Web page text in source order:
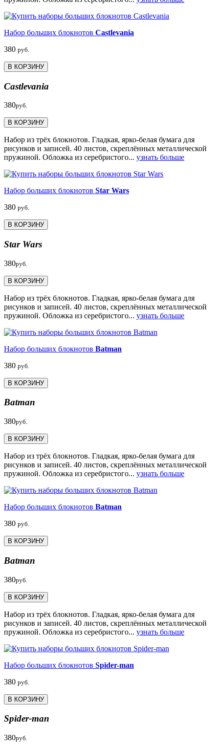
Набор больших блокнотов Castlevania
380 руб.
В КОРЗИНУ
Castlevania
380руб.
В КОРЗИНУ
Набор из трёх блокнотов. Гладкая, ярко-белая бумага для
рисунков и записей. 40 листов, скреплённых металлической
пружиной. Обложка из серебристого... узнать больше
Набор больших блокнотов Star Wars
380 руб.
В КОРЗИНУ
Star Wars
380руб.
В КОРЗИНУ
Набор из трёх блокнотов. Гладкая, ярко-белая бумага для
рисунков и записей. 40 листов, скреплённых металлической
пружиной. Обложка из серебристого... узнать больше
Набор больших блокнотов Batman
380 руб.
В КОРЗИНУ
Batman
380руб.
В КОРЗИНУ
Набор из трёх блокнотов. Гладкая, ярко-белая бумага для
рисунков и записей. 40 листов, скреплённых металлической
пружиной. Обложка из серебристого... узнать больше
Набор больших блокнотов Batman
380 руб.
В КОРЗИНУ
Batman
380руб.
В КОРЗИНУ
Набор из трёх блокнотов. Гладкая, ярко-белая бумага для
рисунков и записей. 40 листов, скреплённых металлической
пружиной. Обложка из серебристого... узнать больше
Набор больших блокнотов Spider-man
380 руб.
В КОРЗИНУ
Spider-man
380руб.